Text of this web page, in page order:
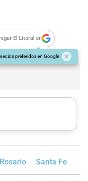
El Litoral en
preferidos en Google
Rosario Santa Fe